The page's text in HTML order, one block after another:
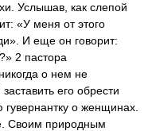
Услышав, как слепой
«У меня от этого
И еще он говорит:
2 пастора
о нем не
его обрести
о женщинах.
Своим природным